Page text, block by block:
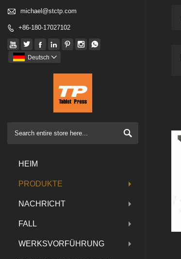
 michael@stctp.com
 +86-180-17027102
     

Deutsch 

HEIM
PRODUKTE
NACHRICHT
FALL
WERKSVORFÜHRUNG